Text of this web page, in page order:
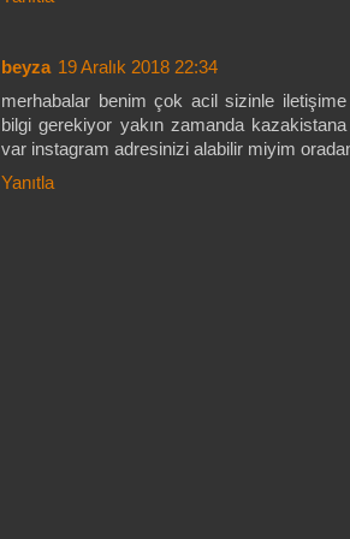
beyza 19 Aralık 2018 22:34
merhabalar benim çok acil sizinle
bilgi gerekiyor yakın zamanda
var instagram adresinizi alabilir miyim
Yanıtla